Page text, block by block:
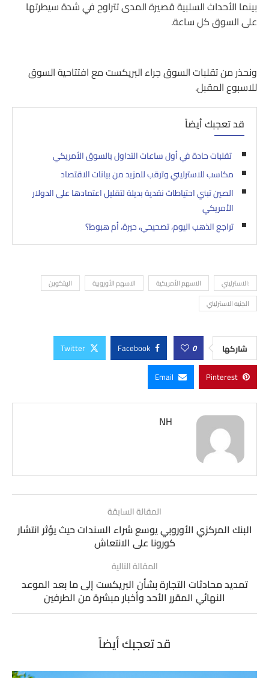
بينما الأحداث السلبية قصيرة المدى تتراوح في شدة سيطرتها
على السوق كل ساعة.
ونحذر من تقلبات السوق جراء البريكست مع افتتاحية السوق
للاسبوع المقبل.
قد تعجبك أيضاً
تقلبات حادة في أول ساعات التداول بالسوق الأمريكي
مكاسب للاسترليني وترقب للمزيد من بيانات الاقتصاد
الصين تبني احتياطات نقدية بديلة لتقليل اعتمادها على الدولار
الأمريكي
تراجع الذهب اليوم، تصحيحي، حيرة، أم هبوط؟
:الاسترليني الاسهم الأمريكية الاسهم الأوروبية
البيتكوين
الجنيه الاسترليني
شاركها 0
Facebook
Twitter
Pinterest
Email
NH
المقالة السابقة
البنك المركزي الأوروبي يوسع شراء السندات حيث يؤثر انتشار
كورونا على الانتعاش
المقالة التالية
تمديد محادثات التجارة بشأن البريكست إلى ما بعد الموعد
النهائي المقرر الأحد وأخبار مبشرة من الطرفين
قد تعجبك أيضاً